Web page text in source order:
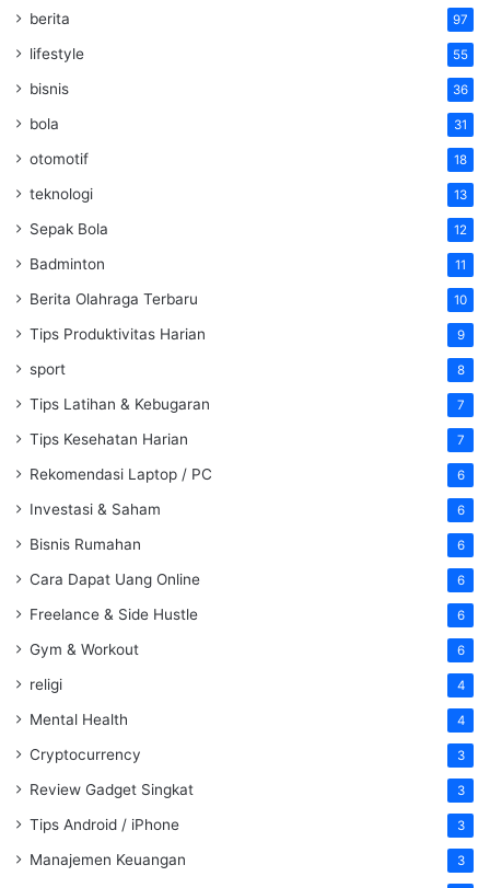
berita 97
lifestyle 55
bisnis 36
bola 31
otomotif 18
teknologi 13
Sepak Bola 12
Badminton 11
Berita Olahraga Terbaru 10
Tips Produktivitas Harian 9
sport 8
Tips Latihan & Kebugaran 7
Tips Kesehatan Harian 7
Rekomendasi Laptop / PC 6
Investasi & Saham 6
Bisnis Rumahan 6
Cara Dapat Uang Online 6
Freelance & Side Hustle 6
Gym & Workout 6
religi 4
Mental Health 4
Cryptocurrency 3
Review Gadget Singkat 3
Tips Android / iPhone 3
Manajemen Keuangan 3